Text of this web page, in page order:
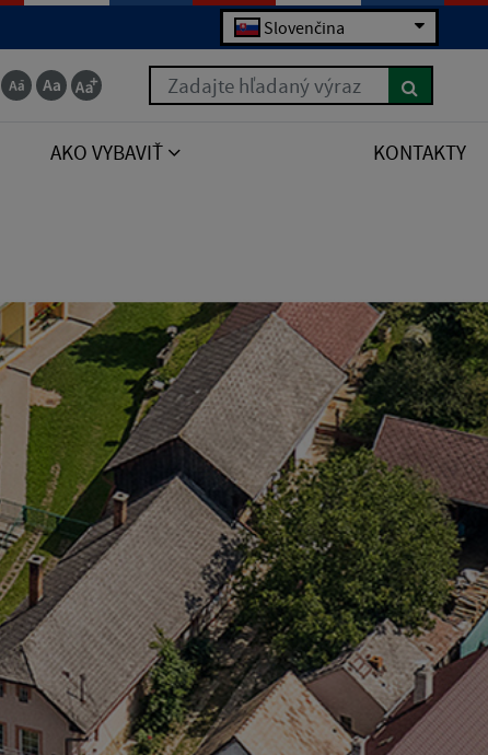
Slovenčina
Zadajte hľadaný výraz
AKO VYBAVIŤ KONTAKTY